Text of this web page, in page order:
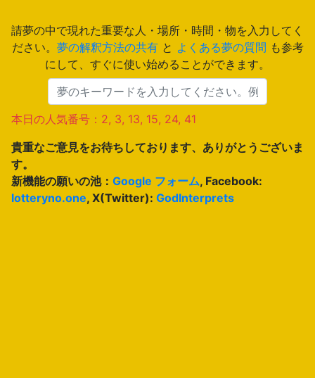
請夢の中で現れた重要な人・場所・時間・物を入力してく
ださい。 夢の解釈方法の共有と よくある夢の質問 も参考
にして、すぐに使い始めることができます。
本日の人気番号：2, 3, 13, 15, 24, 41
貴重なご意見をお待ちしております、ありがとうございま
す。
新機能の願いの池： Google フォーム, Facebook:
lotteryno.one, X(Twitter): GodInterprets